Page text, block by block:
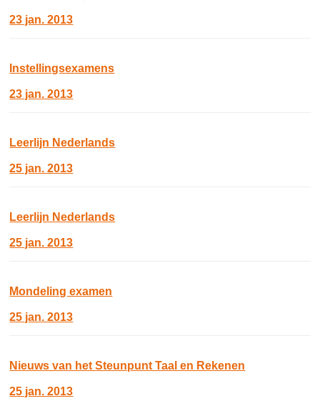
23 jan. 2013
Instellingsexamens
23 jan. 2013
Leerlijn Nederlands
25 jan. 2013
Leerlijn Nederlands
25 jan. 2013
Mondeling examen
25 jan. 2013
Nieuws van het Steunpunt Taal en Rekenen
25 jan. 2013